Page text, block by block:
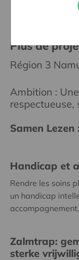
Plus de
Région 3
Ambition :
respectueuse,
Samen
Handicap et
Rendre les soins
un handicap
accompagnement.
Zalmtrap:
sterke